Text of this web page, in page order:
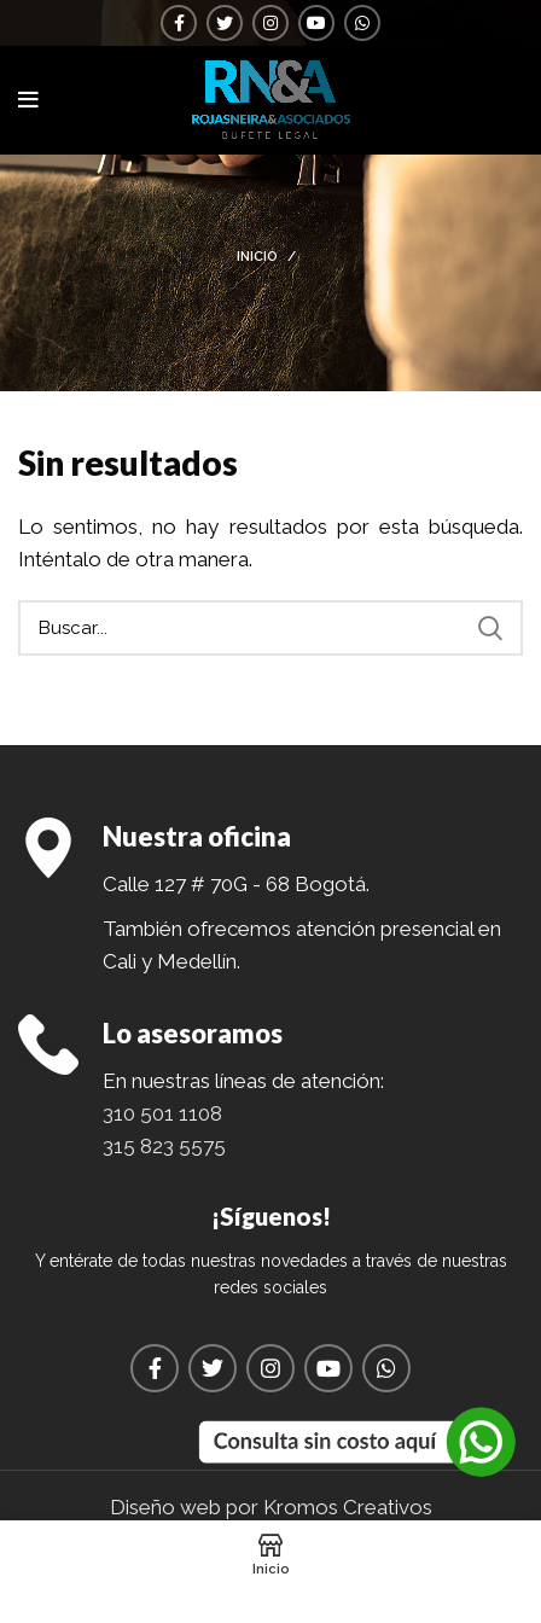
INICIO
Sin resultados
Lo sentimos, no hay resultados por esta búsqueda.
Inténtalo de otra manera.
Nuestra oficina
Calle 127 # 70G - 68 Bogotá.
También ofrecemos atención presencial en
Cali y Medellín.
Lo asesoramos
En nuestras líneas de atención:
310 501 1108
315 823 5575
¡Síguenos!
Y entérate de todas nuestras novedades a través de nuestras
redes sociales
Diseño web por Kromos Creativos
Inicio